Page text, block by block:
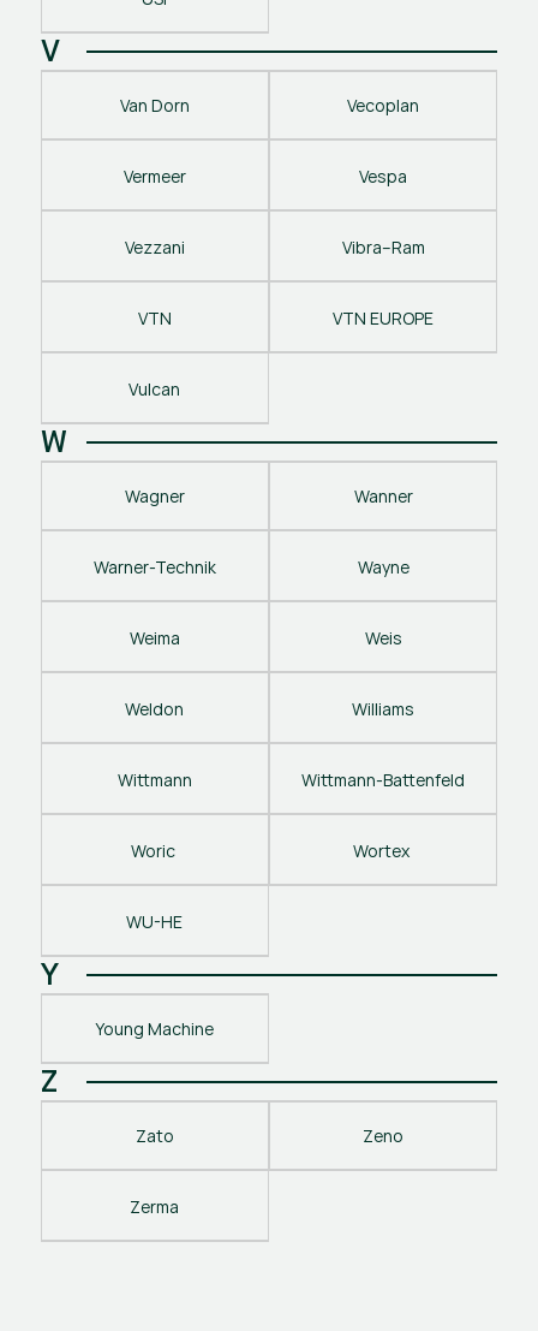
V
Van Dorn Vecoplan
Vermeer Vespa
Vezzani Vibra–Ram
VTN VTN EUROPE
Vulcan
W
Wagner Wanner
Warner-Technik Wayne
Weima Weis
Weldon Williams
Wittmann Wittmann-Battenfeld
Woric Wortex
WU-HE
Y
Young Machine
Z
Zato Zeno
Zerma